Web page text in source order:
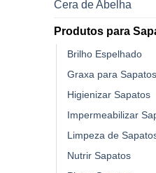
Cera de Abelha
Produtos para
Brilho Espelhado
Graxa para Sapatos
Higienizar Sapatos
Impermeabilizar
Limpeza de
Nutrir Sapatos